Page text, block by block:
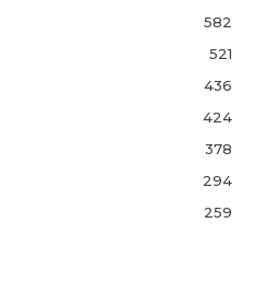
582
521
436
424
378
294
259